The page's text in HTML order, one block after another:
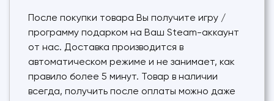
После покупки товара Вы получите игру /
программу подарком на Ваш Steam-аккаунт
от нас. Доставка производится в
автоматическом режиме и не занимает, как
правило более 5 минут. Товар в наличии
всегда, получить после оплаты можно даже